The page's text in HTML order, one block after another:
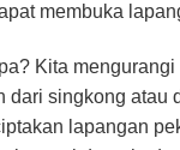
membuka
Kita mengurangi
dari singkong atau
lapangan